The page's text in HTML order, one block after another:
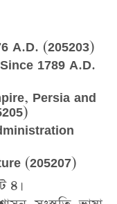
A.D. (205203)
1789 A.D.
Persia and
(205207)
৪ ।